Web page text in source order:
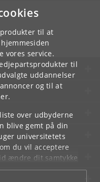
til at
vores service.
til
uddannelser
og til at
over udbyderne
blive gemt på din
universitetets
du vil acceptere
ændre dit samtykke
som du finder i